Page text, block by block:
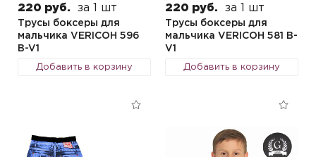
220 руб. за 1 шт
Трусы боксеры для
мальчика VERICOH 596
B-V1
Добавить в корзину
220 руб. за 1 шт
Трусы боксеры для
мальчика VERICOH 581 B-
V1
Добавить в корзину